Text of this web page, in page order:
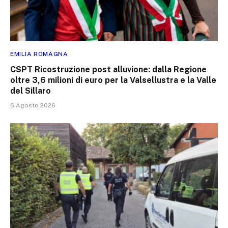
EMILIA ROMAGNA
CSPT Ricostruzione post alluvione: dalla Regione
oltre 3,6 milioni di euro per la Valsellustra e la Valle
del Sillaro
6 Agosto 2026